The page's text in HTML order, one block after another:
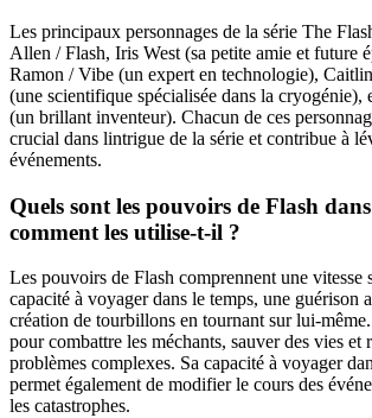
Les principaux personnages de la série The
Allen / Flash, Iris West (sa petite amie et future
Ramon / Vibe (un expert en technologie),
(une scientifique spécialisée dans la cryogénie),
(un brillant inventeur). Chacun de ces
crucial dans lintrigue de la série et contribue à
événements.
Quels sont les pouvoirs de Flash
comment les utilise-t-il ?
Les pouvoirs de Flash comprennent une vitesse
capacité à voyager dans le temps, une guérison
création de tourbillons en tournant sur lui-
pour combattre les méchants, sauver des vies et
problèmes complexes. Sa capacité à voyager
permet également de modifier le cours des
les catastrophes.